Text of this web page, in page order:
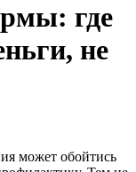
где
не
может обойтись